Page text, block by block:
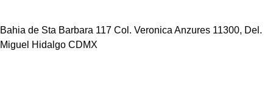
Bahia de Sta Barbara 117 Col. Veronica Anzures 11300, Del.
Miguel Hidalgo CDMX